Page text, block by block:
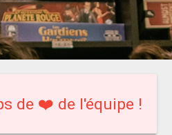
de ❤️ de l'équipe !